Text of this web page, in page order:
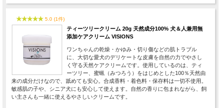
5.0 (1件)
ティーツリークリーム 20g 天然成分100% 犬＆人兼用無
添加ケアクリーム VISIONS
ワンちゃんの乾燥・かゆみ・切り傷などの肌トラブル
に、大切な愛犬のデリケートな皮膚を自然の力でやさし
く守る天然ケアクリームです。使用しているのは、ティ
ーツリー、蜜蝋（みつろう）をはじめとした100％天然由
来の成分だけなので、舐めても安心。合成香料・着色料・保存料は一切不使用。
敏感肌の子や、シニア犬にも安心して使えます。自然の香りに包まれながら、飼
い主さんも一緒に使えるやさしいクリームです。